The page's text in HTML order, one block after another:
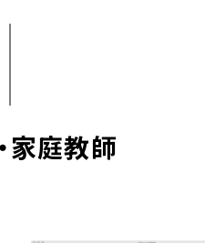
家庭教師